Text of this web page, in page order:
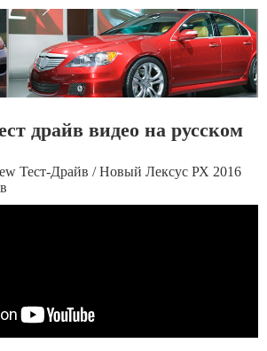
драйв видео на русском
Тест-Драйв / Новый Лексус РХ 2016